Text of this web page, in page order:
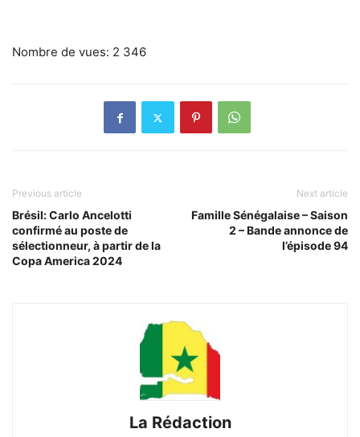
Nombre de vues: 2 346
Previous article
Brésil: Carlo Ancelotti
confirmé au poste de
sélectionneur, à partir de la
Copa America 2024
Next article
Famille Sénégalaise – Saison
2 – Bande annonce de
l’épisode 94
La Rédaction